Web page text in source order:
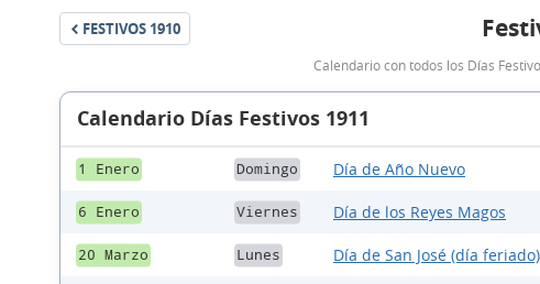
FESTIVOS 1910
Calendario con todos los Días
Calendario Días Festivos 1911
1 Enero Domingo Día de Año Nuevo
6 Enero Viernes Día de los Reyes Magos
20 Marzo Lunes Día de San José (día feriado)